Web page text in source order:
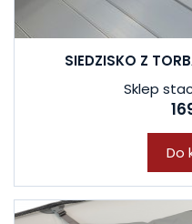
SIEDZISKO Z
Sklep
Do